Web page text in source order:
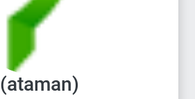
(ataman)